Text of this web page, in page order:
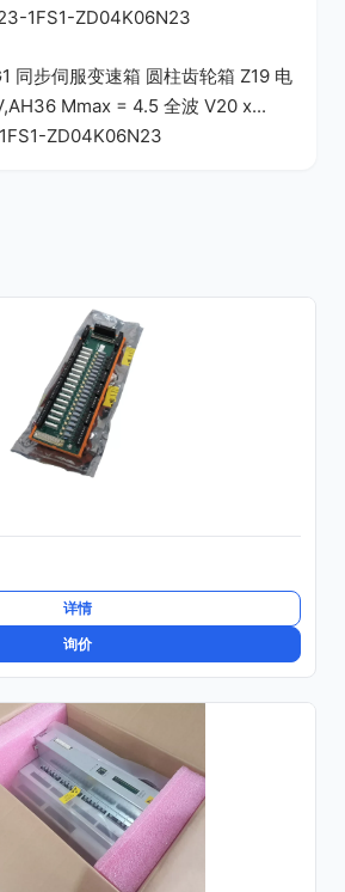
1FS1-ZD04K06N23
同步伺服变速箱 圆柱齿轮箱 Z19 电
Mmax = 4.5 全波 V20 x...
ZD04K06N23
详情
询价